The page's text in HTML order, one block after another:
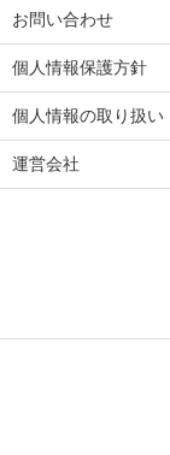
お問い合わせ
個人情報保護方針
個人情報の取り扱い
運営会社